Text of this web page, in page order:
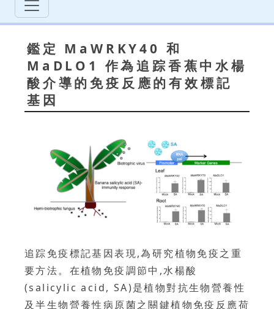
鑑定 MaWRKY40 和
MaDLO1 作為追踪香蕉中水楊
酸介導的免疫反應的有效標記
基因
追踪免疫標記基因表現,為研究植物免疫之重
要方法。在植物免疫調節中,水楊酸
(salicylic acid, SA)是植物對抗生物營養性
及半生物營養性病原菌之關鍵植物免疫反應荷